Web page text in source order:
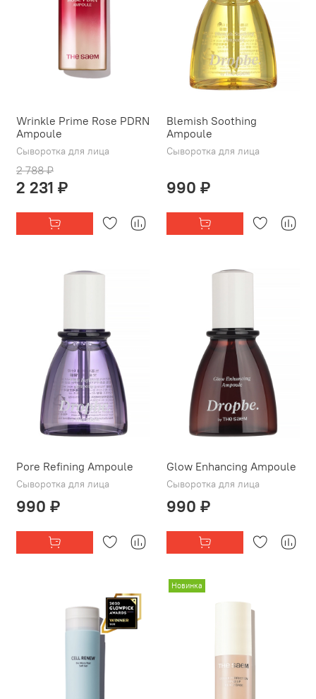
Wrinkle Prime Rose PDRN
Ampoule
Сыворотка для лица
2 788 ₽
2 231 ₽
Blemish Soothing
Ampoule
Сыворотка для лица
990 ₽
Pore Refining Ampoule
Сыворотка для лица
990 ₽
Glow Enhancing Ampoule
Сыворотка для лица
990 ₽
Новинка